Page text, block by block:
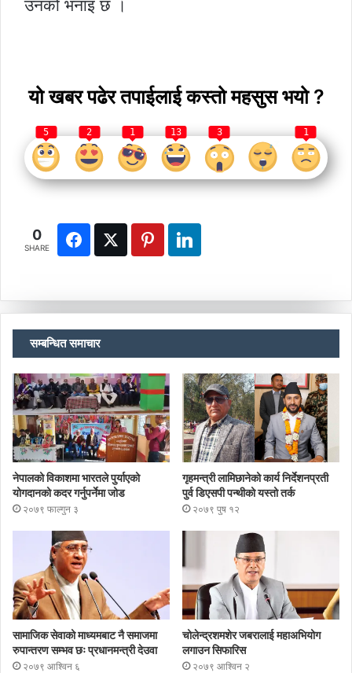
उनको भनाइ छ ।
यो खबर पढेर तपाईलाई कस्तो महसुस भयो ?
5 2 1 13 3 1
0
SHARE
सम्बन्धित समाचार
नेपालको विकाशमा भारतले पुर्याएको
योगदानको कदर गर्नुपर्नेमा जोड
२०७९ फाल्गुन ३
गृहमन्त्री लामिछानेको कार्य निर्देशनप्रती
पुर्व डिएसपी पन्थीको यस्तो तर्क
२०७९ पुष १२
सामाजिक सेवाको माध्यमबाट नै समाजमा
रुपान्तरण सम्भव छः प्रधानमन्त्री देउवा
२०७९ आश्विन ६
चोलेन्द्रशमशेर जबरालाई महाअभियोग
लगाउन सिफारिस
२०७९ आश्विन २